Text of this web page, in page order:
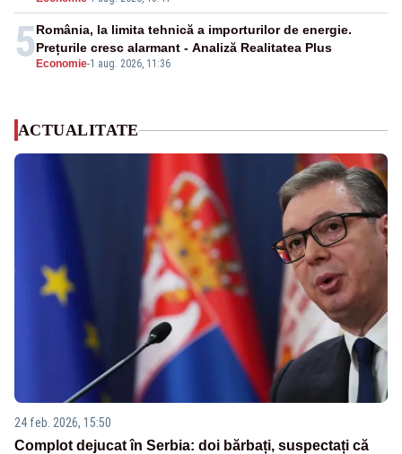
5 Economie-1 aug. 2026, 11:36
România, la limita tehnică a importurilor de energie.
Prețurile cresc alarmant - Analiză Realitatea Plus
ACTUALITATE
24 feb. 2026, 15:50
Complot dejucat în Serbia: doi bărbați, suspectați că